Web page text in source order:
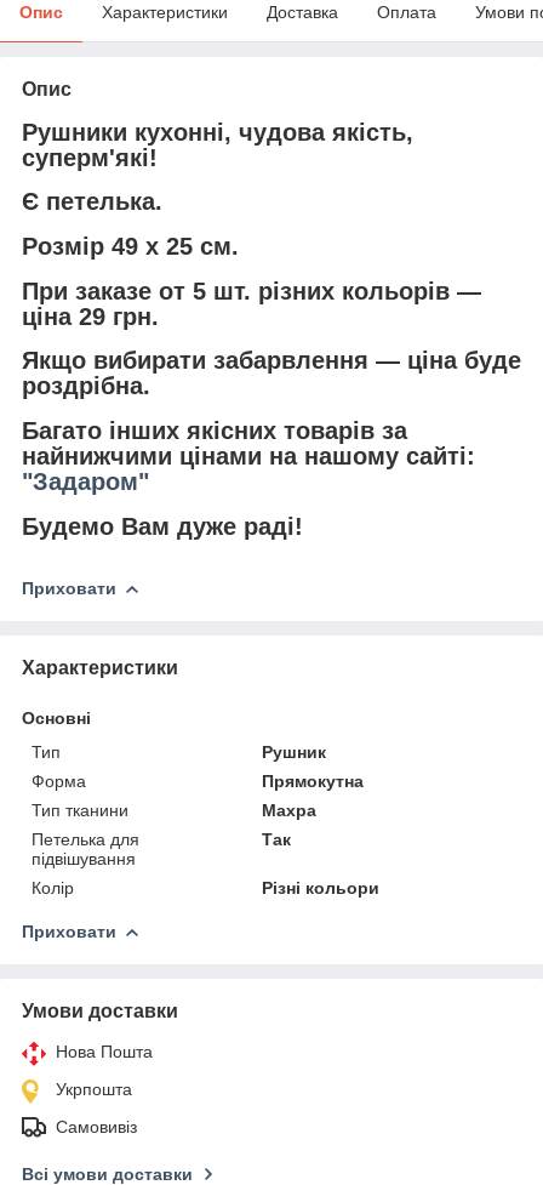
Опис Характеристики Доставка Оплата Умови
Опис
Рушники кухонні, чудова якість,
суперм'які!
Є петелька.
Розмір 49 х 25 см.
При заказе от 5 шт. різних кольорів —
ціна 29 грн.
Якщо вибирати забарвлення — ціна буде
роздрібна.
Багато інших якісних товарів за
найнижчими цінами на нашому сайті:
"Задаром"
Будемо Вам дуже раді!
Приховати
Характеристики
Основні
Тип
Рушник
Форма
Прямокутна
Тип тканини
Махра
Петелька для
підвішування
Так
Колір Різні кольори
Приховати
Умови доставки
Нова Пошта
Укрпошта
Самовивіз
Всі умови доставки